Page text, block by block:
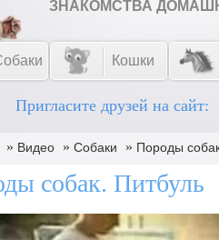
ЗНАКОМСТВА
Кошки
Пригласите друзей на сайт:
» Видео » Собаки » Породы
собак. Питбуль